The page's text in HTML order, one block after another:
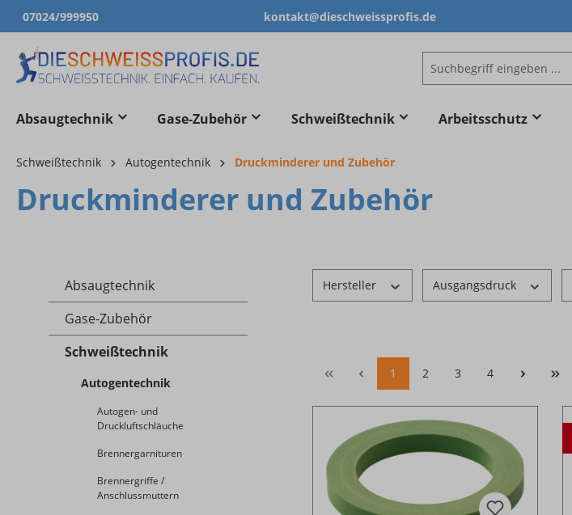
Zur Hauptnavigation springen
07024/999950 kontakt@dieschweissprofis.de
Absaugtechnik Gase-Zubehör Schweißtechnik Arbeitsschutz
Schweißtechnik Autogentechnik Druckminderer und Zubehör
Druckminderer und Zubehör
Absaugtechnik
Gase-Zubehör
Schweißtechnik
Autogentechnik
Autogen- und
Druckluftschläuche
Brennergarnituren
Brennergriffe /
Anschlussmuttern
Hersteller Ausgangsdruck
1 2 3 4